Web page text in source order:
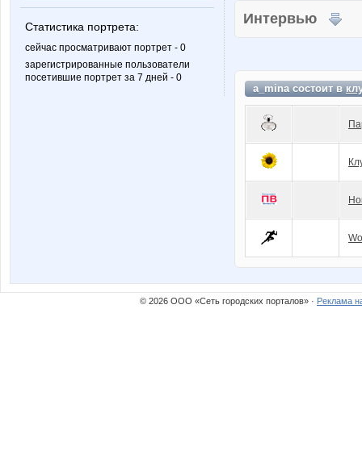
Статистика портрета:
сейчас просматривают портрет - 0
зарегистрированные пользователи
посетившие портрет за 7 дней - 0
Интервью
a_mina состоит в
© 2026 ООО «Сеть городских порталов» · Реклама